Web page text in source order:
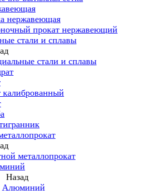
нержавеющая
прокат нержавеющий
стали и сплавы
стали и сплавы
калиброванный
металлопрокат
Назад
Алюминий